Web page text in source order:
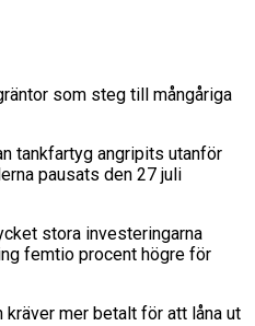
som steg till mångåriga
tankfartyg angripits utanför
pausats den 27 juli
stora investeringarna
femtio procent högre för
kräver mer betalt för att låna ut